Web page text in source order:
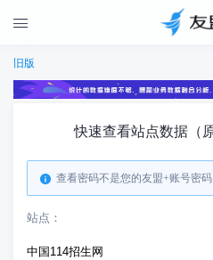

旧版
快速查看站点数据（
查看密码不是您的友盟+账号密码
站点：
中国114招生网